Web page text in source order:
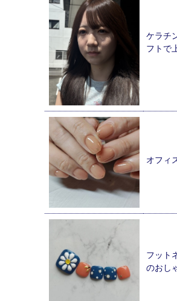
ケラチ
フトで
オフィ
フット
のおし